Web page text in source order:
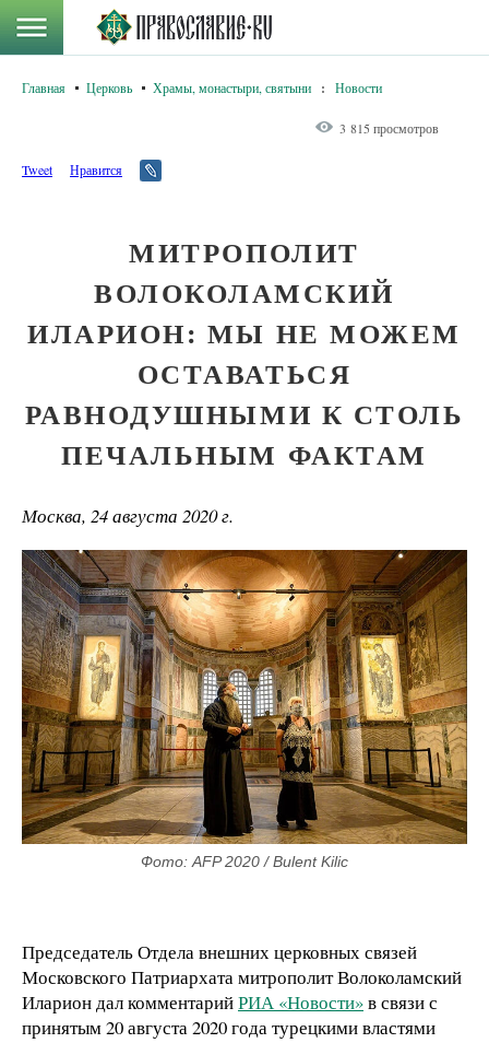
Главная Церковь Храмы, монастыри, святыни : Новости
3 815 просмотров
Tweet Нравится
МИТРОПОЛИТ
ВОЛОКОЛАМСКИЙ
ИЛАРИОН: МЫ НЕ МОЖЕМ
ОСТАВАТЬСЯ
РАВНОДУШНЫМИ К СТОЛЬ
ПЕЧАЛЬНЫМ ФАКТАМ
Москва, 24 августа 2020 г.
Фото: AFP 2020 / Bulent Kilic
Председатель Отдела внешних церковных связей
Московского Патриархата митрополит Волоколамский
Иларион дал комментарийРИА «Новости»в связи с
принятым 20 августа 2020 года турецкими властями